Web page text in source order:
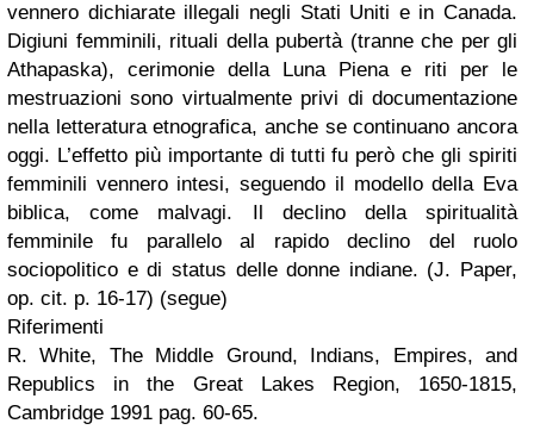
vennero dichiarate illegali negli Stati Uniti e in Canada.
Digiuni femminili, rituali della pubertà (tranne che per gli
Athapaska), cerimonie della Luna Piena e riti per le
mestruazioni sono virtualmente privi di documentazione
nella letteratura etnografica, anche se continuano ancora
oggi. L’effetto più importante di tutti fu però che gli spiriti
femminili vennero intesi, seguendo il modello della Eva
biblica, come malvagi. Il declino della spiritualità
femminile fu parallelo al rapido declino del ruolo
sociopolitico e di status delle donne indiane. (J. Paper,
op. cit. p. 16-17) (segue)
Riferimenti
R. White, The Middle Ground, Indians, Empires, and
Republics in the Great Lakes Region, 1650-1815,
Cambridge 1991 pag. 60-65.